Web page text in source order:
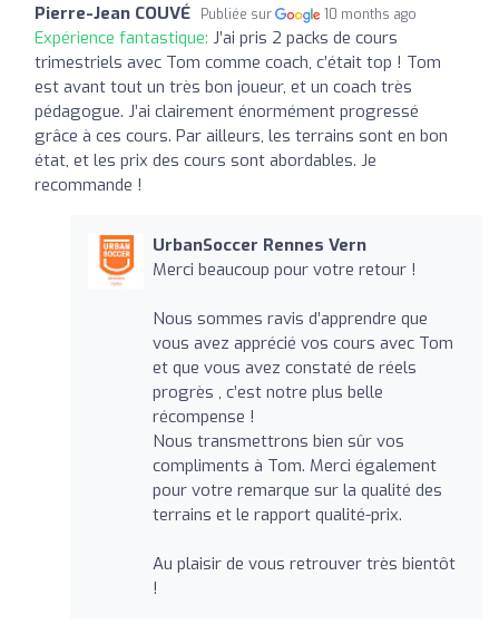
Pierre-Jean COUVÉ Publiée sur 10 months ago
Expérience fantastique: J’ai pris 2 packs de cours
trimestriels avec Tom comme coach, c’était top ! Tom
est avant tout un très bon joueur, et un coach très
pédagogue. J’ai clairement énormément progressé
grâce à ces cours. Par ailleurs, les terrains sont en bon
état, et les prix des cours sont abordables. Je
recommande !
UrbanSoccer Rennes Vern
Merci beaucoup pour votre retour !
Nous sommes ravis d’apprendre que
vous avez apprécié vos cours avec Tom
et que vous avez constaté de réels
progrès , c’est notre plus belle
récompense !
Nous transmettrons bien sûr vos
compliments à Tom. Merci également
pour votre remarque sur la qualité des
terrains et le rapport qualité-prix.
Au plaisir de vous retrouver très bientôt
!